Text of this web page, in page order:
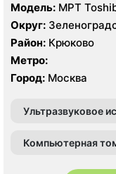
Модель: МРТ
Aquilion Prime CXL
Округ:
Район: Крюково
Метро:
Город: Москва
Ультразвуковое
Компьютерная